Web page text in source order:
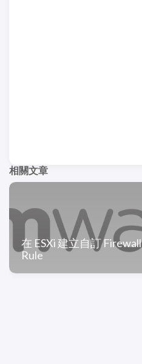
相關文章
在 ESXi 建立自訂 Firewall
Rule